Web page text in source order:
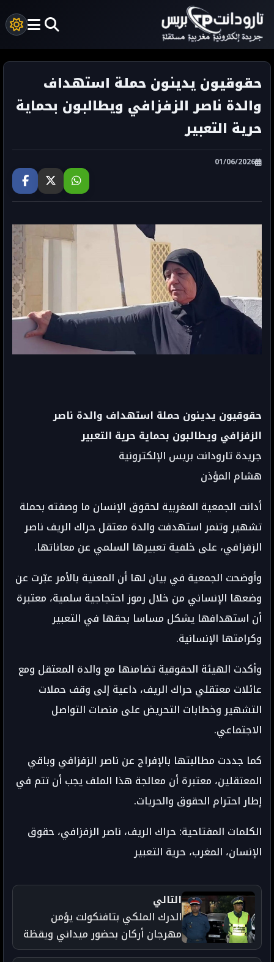
حقوقيون يدينون حملة استهداف
والدة ناصر الزفزافي ويطالبون بحماية
حرية التعبير
01/06/2026
حقوقيون يدينون حملة استهداف والدة ناصر
الزفزافي ويطالبون بحماية حرية التعبير
جريدة تارودانت بريس الإلكترونية
هشام المؤذن
أدانت الجمعية المغربية لحقوق الإنسان ما وصفته بحملة
تشهير وتنمر استهدفت والدة معتقل حراك الريف ناصر
الزفزافي، على خلفية تعبيرها السلمي عن معاناتها.
وأوضحت الجمعية في بيان لها أن المعنية بالأمر عبّرت عن
وضعها الإنساني من خلال رموز احتجاجية سلمية، معتبرة
أن استهدافها يشكل مساسا بحقها في التعبير
وكرامتها الإنسانية.
وأكدت الهيئة الحقوقية تضامنها مع والدة المعتقل ومع
عائلات معتقلي حراك الريف، داعية إلى وقف حملات
التشهير وخطابات التحريض على منصات التواصل
الاجتماعي.
كما جددت مطالبتها بالإفراج عن ناصر الزفزافي وباقي
المعتقلين، معتبرة أن معالجة هذا الملف يجب أن تتم في
إطار احترام الحقوق والحريات.
الكلمات المفتاحية: حراك الريف، ناصر الزفزافي، حقوق
الإنسان، المغرب، حرية التعبير
التالي
الدرك الملكي بتافنكولت يؤمن
مهرجان أركان بحضور ميداني ويقظة
أمنية متواصلة